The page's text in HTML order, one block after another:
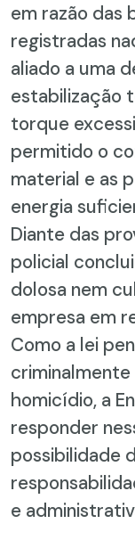
em razão das
registradas
aliado a uma
estabilização
torque
permitido o
material e as
energia
Diante das
policial
dolosa nem
empresa em
Como a lei
homicídio, a
responder
possibilidade
e